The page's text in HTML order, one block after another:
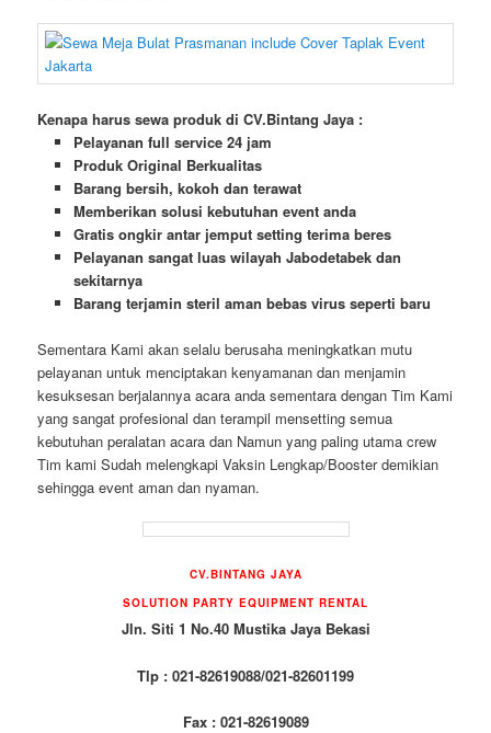
Kenapa harus sewa produk di CV.Bintang Jaya :
Pelayanan full service 24 jam
Produk Original Berkualitas
Barang bersih, kokoh dan terawat
Memberikan solusi kebutuhan event anda
Gratis ongkir antar jemput setting terima beres
Pelayanan sangat luas wilayah Jabodetabek dan
sekitarnya
Barang terjamin steril aman bebas virus seperti baru
Sementara Kami akan selalu berusaha meningkatkan mutu
pelayanan untuk menciptakan kenyamanan dan menjamin
kesuksesan berjalannya acara anda sementara dengan Tim Kami
yang sangat profesional dan terampil mensetting semua
kebutuhan peralatan acara dan Namun yang paling utama crew
Tim kami Sudah melengkapi Vaksin Lengkap/Booster demikian
sehingga event aman dan nyaman.
CV.BINTANG JAYA
SOLUTION PARTY EQUIPMENT RENTAL
Jln. Siti 1 No.40 Mustika Jaya Bekasi
Tlp : 021-82619088/021-82601199
Fax : 021-82619089